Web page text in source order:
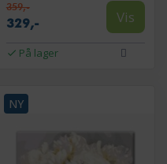
359,-
329,- Vis
På lager
NY